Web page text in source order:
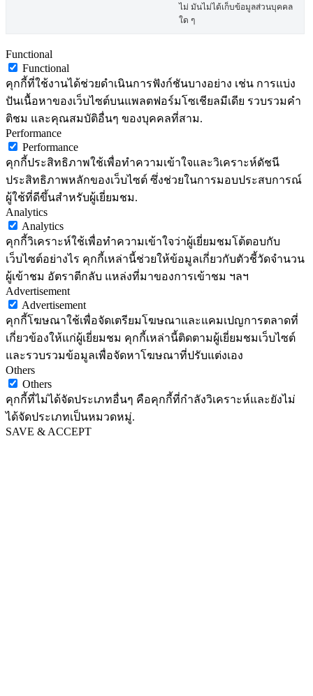
ไม่ มันไม่ได้เก็บข้อมูลส่วนบุคคล
ใด ๆ
Functional
Functional
คุกกี้ที่ใช้งานได้ช่วยดำเนินการฟังก์ชันบางอย่าง เช่น การแบ่ง
ปันเนื้อหาของเว็บไซต์บนแพลตฟอร์มโซเชียลมีเดีย รวบรวมคำ
ติชม และคุณสมบัติอื่นๆ ของบุคคลที่สาม.
Performance
Performance
คุกกี้ประสิทธิภาพใช้เพื่อทำความเข้าใจและวิเคราะห์ดัชนี
ประสิทธิภาพหลักของเว็บไซต์ ซึ่งช่วยในการมอบประสบการณ์
ผู้ใช้ที่ดีขึ้นสำหรับผู้เยี่ยมชม.
Analytics
Analytics
คุกกี้วิเคราะห์ใช้เพื่อทำความเข้าใจว่าผู้เยี่ยมชมโต้ตอบกับ
เว็บไซต์อย่างไร คุกกี้เหล่านี้ช่วยให้ข้อมูลเกี่ยวกับตัวชี้วัดจำนวน
ผู้เข้าชม อัตราตีกลับ แหล่งที่มาของการเข้าชม ฯลฯ
Advertisement
Advertisement
คุกกี้โฆษณาใช้เพื่อจัดเตรียมโฆษณาและแคมเปญการตลาดที่
เกี่ยวข้องให้แก่ผู้เยี่ยมชม คุกกี้เหล่านี้ติดตามผู้เยี่ยมชมเว็บไซต์
และรวบรวมข้อมูลเพื่อจัดหาโฆษณาที่ปรับแต่งเอง
Others
Others
คุกกี้ที่ไม่ได้จัดประเภทอื่นๆ คือคุกกี้ที่กำลังวิเคราะห์และยังไม่
ได้จัดประเภทเป็นหมวดหมู่.
SAVE & ACCEPT